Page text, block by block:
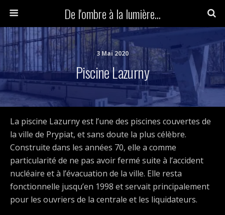
De l'ombre à la lumière...
3 Mai 2020
Piscine Lazurny
La piscine Lazurny est l’une des piscines couvertes de
la ville de Prypiat, et sans doute la plus célèbre.
Construite dans les années 70, elle a comme
particularité de ne pas avoir fermé suite à l’accident
nucléaire et à l’évacuation de la ville. Elle resta
fonctionnelle jusqu’en 1998 et servait principalement
pour les ouvriers de la centrale et les liquidateurs.